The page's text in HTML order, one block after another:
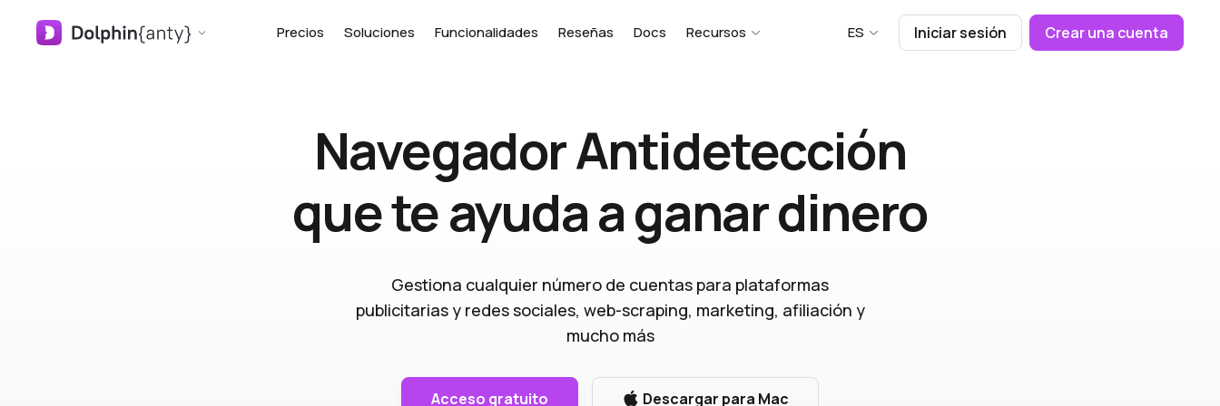
Precios Soluciones Funcionalidades Reseñas Docs Recursos ES Iniciar sesión Crear una cuenta
Navegador Antidetección
que te ayuda a ganar dinero
Gestiona cualquier número de cuentas para plataformas
publicitarias y redes sociales, web-scraping, marketing, afiliación y
mucho más
Acceso gratuito Descargar para Mac